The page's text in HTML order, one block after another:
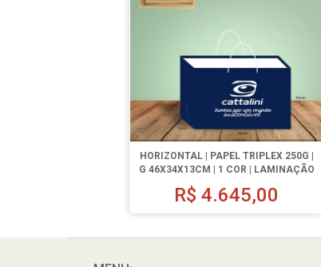
HORIZONTAL | PAPEL TRIPLEX 250G |
G 46X34X13CM | 1 COR | LAMINAÇÃO
FOSCA | 500 UN.
R$4.645,00